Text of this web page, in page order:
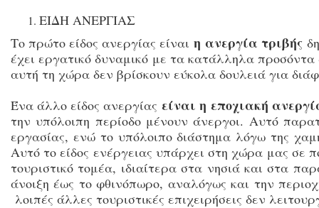
ΕΙΔΗ ΑΝΕΡΓΙΑΣ
Το πρώτο είδος ανεργίας είναιη ανεργία τριβής
έχει εργατικό δυναμικό με τα κατάλληλα
αυτή τη χώρα δεν βρίσκουν εύκολα δουλειά για
Ένα άλλο είδος ανεργίαςείναι η εποχιακή
την υπόλοιπη περίοδο μένουν άνεργοι. Αυτό
εργασίας, ενώ το υπόλοιπο διάστημα λόγω της
Αυτό το είδος ενέργειας υπάρχει στη χώρα μας σε
τουριστικό τομέα, ιδιαίτερα στα νησιά και στα
άνοιξη έως το φθινόπωρο, αναλόγως και την
λοιπές άλλες τουριστικές επιχειρήσεις δεν